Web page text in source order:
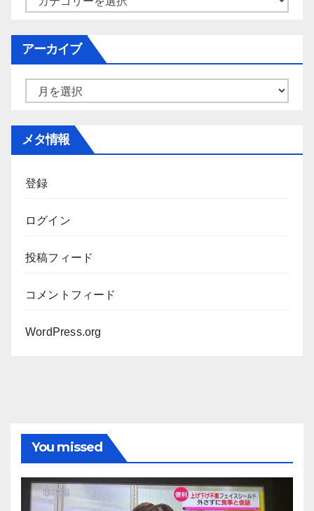
ー
アーカイブ
メタ情報
登録
ログイン
投稿フィード
コメントフィード
WordPress.org
You missed